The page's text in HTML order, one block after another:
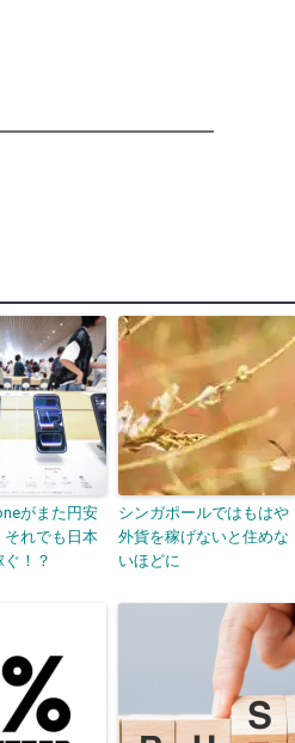
がまた円安
それでも日本
！？
シンガポールではもはや
外貨を稼げないと住めな
いほどに